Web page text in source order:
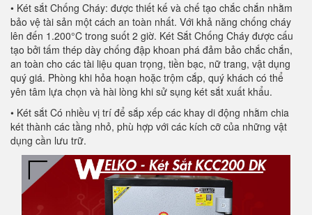
• Két sắt Chống Cháy: được thiết kế và chế tạo chắc chắn nhằm
bảo vệ tài sản một cách an toàn nhất. Với khả năng chống cháy
lên đến 1.200°C trong suốt 2 giờ. Két Sắt Chống Cháy được cấu
tạo bởi tấm thép dày chống đập khoan phá đảm bảo chắc chắn,
an toàn cho các tài liệu quan trọng, tiền bạc, nữ trang, vật dụng
quý giá. Phòng khi hỏa hoạn hoặc trộm cắp, quý khách có thể
yên tâm lựa chọn và hài lòng khi sử sụng két sắt xuất khẩu.
• Két sắt Có nhiều vị trí để sắp xếp các khay di động nhằm chia
két thành các tầng nhỏ, phù hợp với các kích cỡ của những vật
dụng cần lưu trữ.